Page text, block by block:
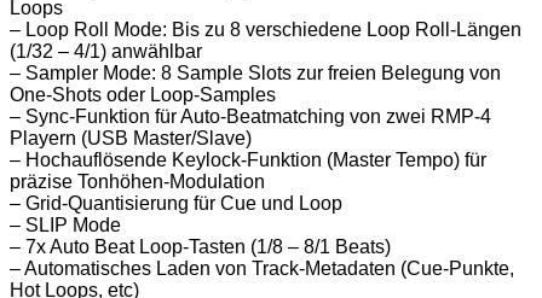
Loops
– Loop Roll Mode: Bis zu 8 verschiedene Loop Roll-Längen
(1/32 – 4/1) anwählbar
– Sampler Mode: 8 Sample Slots zur freien Belegung von
One-Shots oder Loop-Samples
– Sync-Funktion für Auto-Beatmatching von zwei RMP-4
Playern (USB Master/Slave)
– Hochauflösende Keylock-Funktion (Master Tempo) für
präzise Tonhöhen-Modulation
– Grid-Quantisierung für Cue und Loop
– SLIP Mode
– 7x Auto Beat Loop-Tasten (1/8 – 8/1 Beats)
– Automatisches Laden von Track-Metadaten (Cue-Punkte,
Hot Loops, etc)